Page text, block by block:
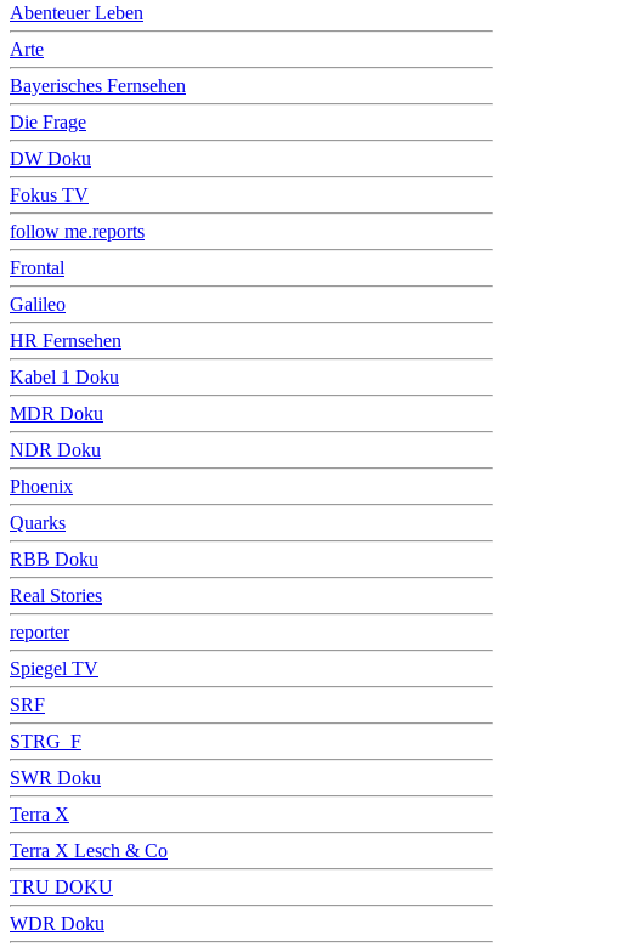
Abenteuer Leben
Arte
Bayerisches Fernsehen
Die Frage
DW Doku
Fokus TV
follow me.reports
Frontal
Galileo
HR Fernsehen
Kabel 1 Doku
MDR Doku
NDR Doku
Phoenix
Quarks
RBB Doku
Real Stories
reporter
Spiegel TV
SRF
STRG_F
SWR Doku
Terra X
Terra X Lesch & Co
TRU DOKU
WDR Doku